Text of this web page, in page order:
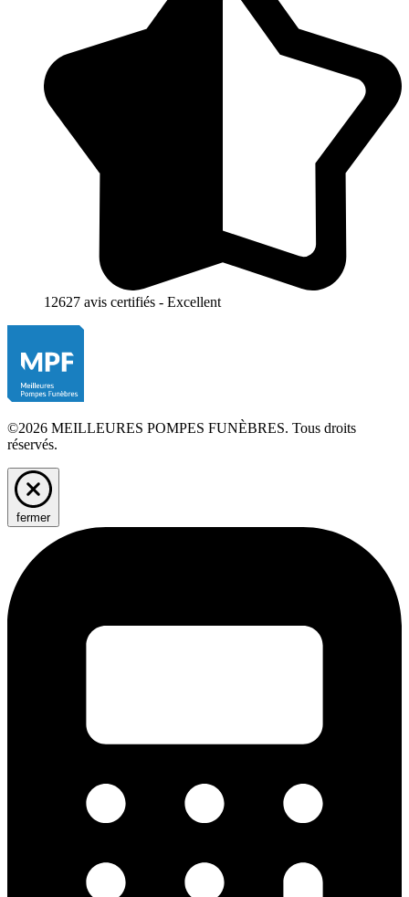
12627 avis certifiés - Excellent
©2026 MEILLEURES POMPES FUNÈBRES. Tous droits
réservés.
fermer